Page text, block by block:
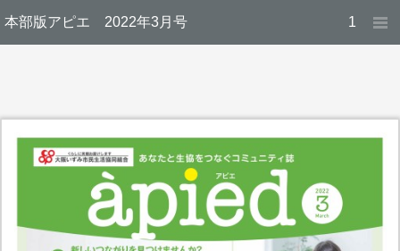
本部版アピエ 2022年3月号 1